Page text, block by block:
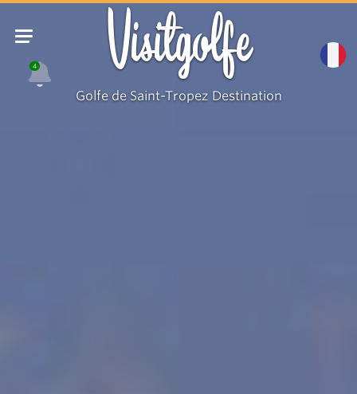
4 Visitgolfe
Golfe de Saint-Tropez Destination